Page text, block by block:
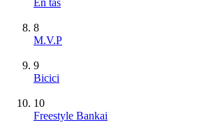
8
M.V.P
9
Bicici
10
Freestyle Bankai